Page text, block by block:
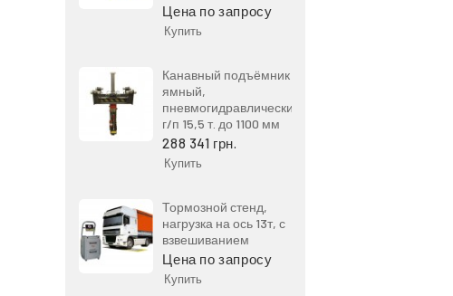
Цена по запросу
Купить
Канавный подъёмник
ямный,
пневмогидравлический,
г/п 15,5 т. до 1100 мм
288 341 грн.
Купить
Тормозной стенд,
нагрузка на ось 13т, с
взвешиванием
Цена по запросу
Купить